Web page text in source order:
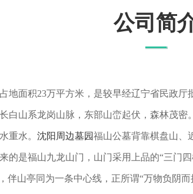
公司简
地面积23万平方米，是较早经辽宁省民政
白山系龙岗山脉，东部山峦起伏，森林茂
重水。 沈阳周边墓园福山公墓背靠棋盘山、
的是福山九龙山门，山门采用上品的“三门
伴山亭同为一条中心线，正所谓“万物负阴